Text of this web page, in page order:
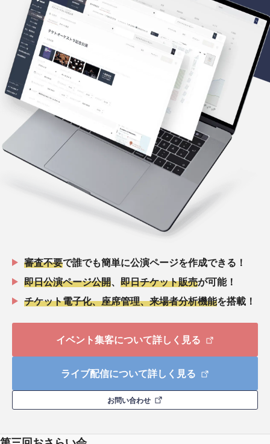
審査不要で誰でも簡単に公演ページを作成できる！
即日公演ページ公開
即日チケット販売が可能！
チケット電子化、座席管理、来場者分析機能を搭載！
イベント集客について詳しく見る
ライブ配信について詳しく見る
お問い合わせ